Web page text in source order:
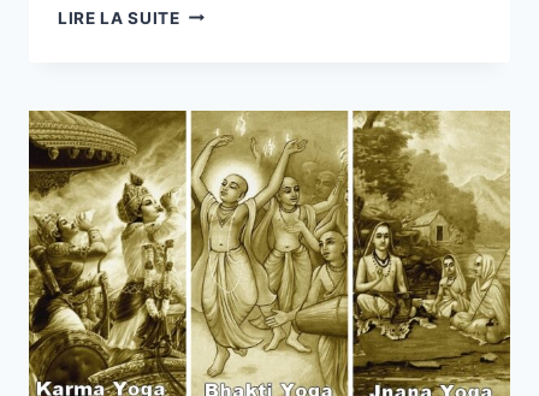
LIRE LA SUITELE